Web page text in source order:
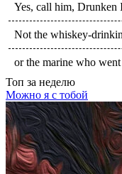
Yes, call him, Drunken
Not the whiskey-
or the marine who
Топ за неделю
Можно я с тобой